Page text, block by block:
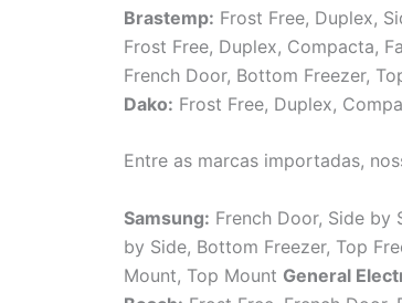
Brastemp: Frost Free, Duplex,
Frost Free, Duplex, Compacta,
French Door, Bottom Freezer,
Dako: Frost Free, Duplex,
Entre as marcas importadas,
Samsung: French Door, Side by
by Side, Bottom Freezer, Top
Mount, Top Mount General